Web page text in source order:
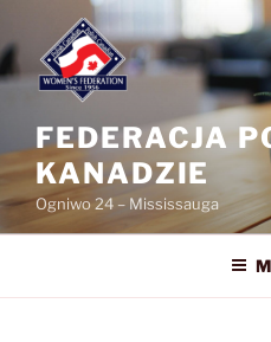
to
content
FEDERACJA
KANADZIE
Ogniwo 24 – Mississauga